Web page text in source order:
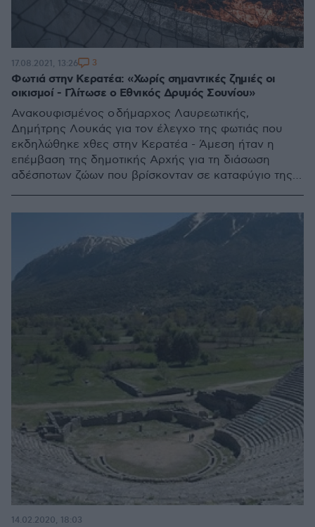
Φωτιά στην Κερατέα: «Χωρίς σημαντικές ζημιές οι
οικισμοί - Γλίτωσε ο Εθνικός Δρυμός Σουνίου»
Ανακουφισμένος ο δήμαρχος Λαυρεωτικής,
Δημήτρης Λουκάς για τον έλεγχο της φωτιάς που
εκδηλώθηκε χθες στην Κερατέα - Άμεση ήταν η
επέμβαση της δημοτικής Αρχής για τη διάσωση
αδέσποτων ζώων που βρίσκονταν σε καταφύγιο της
17.08.2021, 13:26 3
14.02.2020, 18:03